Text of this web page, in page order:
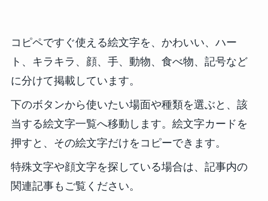
コピペですぐ使える絵文字を、かわいい、ハー
ト、キラキラ、顔、手、動物、食べ物、記号など
に分けて掲載しています。
下のボタンから使いたい場面や種類を選ぶと、該
当する絵文字一覧へ移動します。絵文字カードを
押すと、その絵文字だけをコピーできます。
特殊文字や顔文字を探している場合は、記事内の
関連記事もご覧ください。